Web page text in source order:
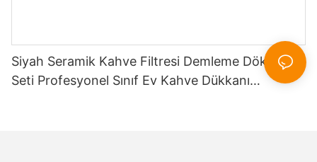
Siyah Seramik Kahve Filtresi Demleme Dökme
Seti Profesyonel Sınıf Ev Kahve Dükkanı